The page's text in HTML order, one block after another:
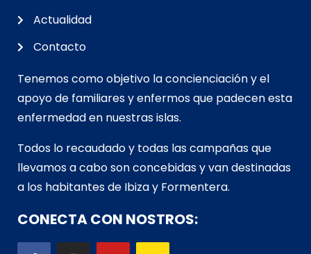
Actualidad
Contacto
Tenemos como objetivo la concienciación y el
apoyo de familiares y enfermos que padecen esta
enfermedad en nuestras islas.
Todos lo recaudado y todas las campañas que
llevamos a cabo son concebidas y van destinadas
a los habitantes de Ibiza y Formentera.
CONECTA CON NOSTROS: